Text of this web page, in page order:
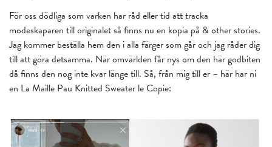
För oss dödliga som varken har råd eller tid att tracka
modeskaparen till originalet så finns nu en kopia på & other stories.
Jag kommer beställa hem den i alla färger som går och jag råder dig
till att göra detsamma. När omvärlden får nys om den här godbiten
då finns den nog inte kvar länge till. Så, från mig till er – här har ni
en La Maille Pau Knitted Sweater le Copie: